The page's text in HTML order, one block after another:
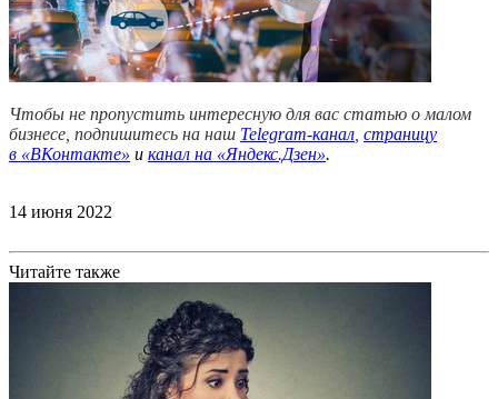
Чтобы не пропустить интересную для вас статью о малом
бизнесе, подпишитесь на наш Telegram-канал страницу
в «ВКонтакте» и канал на «Яндекс.Дзен».
14 июня 2022
Читайте также